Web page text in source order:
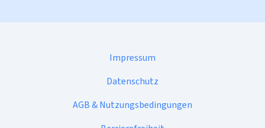
Impressum
Datenschutz
AGB & Nutzungsbedingungen